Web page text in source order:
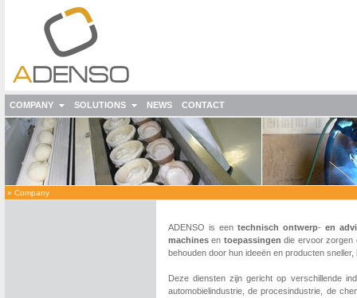
COMPANY SOLUTIONS NEWS CONTACT
» Company
ADENSO is een technisch ontwerp- en
machines en toepassingen die ervoor zorgen
behouden door hun ideeën en producten
Deze diensten zijn gericht op verschillende
automobielindustrie,
de procesindustrie, de